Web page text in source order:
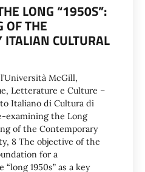
LONG “1950S”:
OF THE
CULTURAL
McGill,
Letterature e Culture –
Italiano di Cultura di
examining the Long
of the Contemporary
8 The objective of the
for a
1950s” as a key